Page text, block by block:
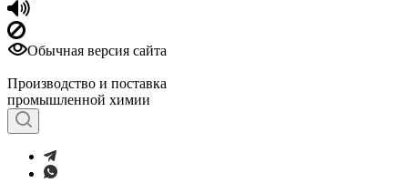
Обычная версия сайта
Производство и поставка
промышленной химии